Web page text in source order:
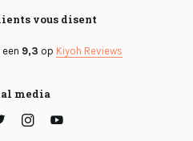
vous disent
9,3 op Kiyoh Reviews
media